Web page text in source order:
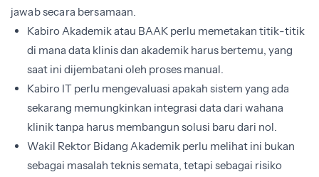
jawab secara bersamaan.
Kabiro Akademik atau BAAK perlu memetakan titik-titik
di mana data klinis dan akademik harus bertemu, yang
saat ini dijembatani oleh proses manual.
Kabiro IT perlu mengevaluasi apakah sistem yang ada
sekarang memungkinkan integrasi data dari wahana
klinik tanpa harus membangun solusi baru dari nol.
Wakil Rektor Bidang Akademik perlu melihat ini bukan
sebagai masalah teknis semata, tetapi sebagai risiko